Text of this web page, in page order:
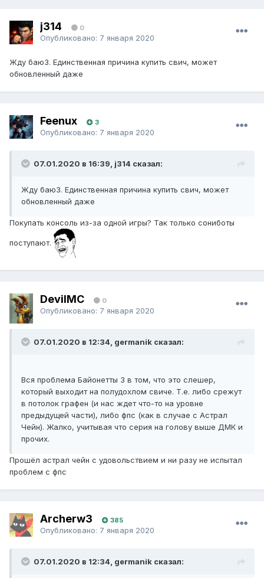
j314 0
Опубликовано: 7 января 2020
Жду баю3. Единственная причина купить свич, может
обновленный даже
Feenux 3
Опубликовано: 7 января 2020
07.01.2020 в 16:39, j314 сказал:
Жду баю3. Единственная причина купить свич, может
обновленный даже
Покупать консоль из-за одной игры? Так только сониботы
поступают.
DevilMC 0
Опубликовано: 7 января 2020
07.01.2020 в 12:34, germanik сказал:
Вся проблема Байонетты 3 в том, что это слешер,
который выходит на полудохлом свиче. Т.е. либо срежут
в потолок графен (и нас ждет что-то на уровне
предыдущей части), либо фпс (как в случае с Астрал
Чейн). Жалко, учитывая что серия на голову выше ДМК и
прочих.
Прошёл астрал чейн с удовольствием и ни разу не испытал
проблем с фпс
Archerw3 385
Опубликовано: 7 января 2020
07.01.2020 в 12:34, germanik сказал: